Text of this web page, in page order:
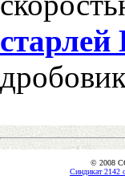
© 2008
Синдикат 2142